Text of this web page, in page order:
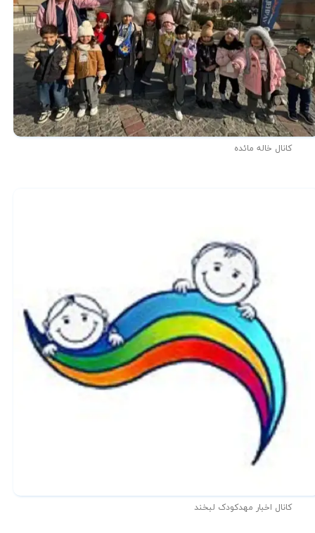
کانال خاله مائده
کانال اخبار مهدکودک لبخند